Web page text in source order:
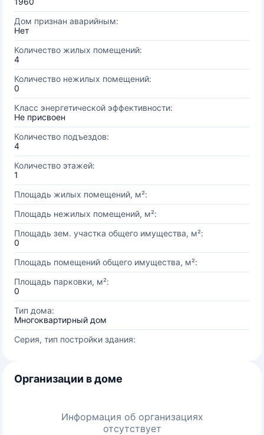
Дом признан аварийным:
Нет
Количество жилых помещений:
4
Количество нежилых помещений:
0
Класс энергетической эффективности:
Не присвоен
Количество подъездов:
4
Количество этажей:
1
Площадь жилых помещений, м²:
Площадь нежилых помещений, м²:
Площадь зем. участка общего имущества, м²:
0
Площадь помещений общего имущества, м²:
Площадь парковки, м²:
0
Тип дома:
Многоквартирный дом
Серия, тип постройки здания:
Организации в доме
Информация об организациях
отсутствует